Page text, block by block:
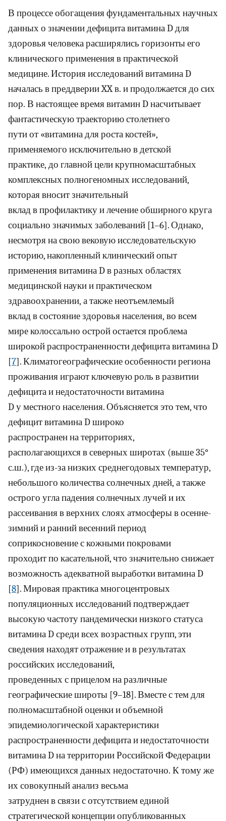
В процессе обогащения фундаментальных научных
данных о значении дефицита витамина D для
здоровья человека расширялись горизонты его
клинического применения в практической
медицине. История исследований витамина D
началась в преддверии XX в. и продолжается до сих
пор. В настоящее время витамин D насчитывает
фантастическую траекторию столетнего
пути от «витамина для роста костей»,
применяемого исключительно в детской
практике, до главной цели крупномасштабных
комплексных полногеномных исследований,
которая вносит значительный
вклад в профилактику и лечение обширного круга
социально значимых заболеваний [1–6]. Однако,
несмотря на свою вековую исследовательскую
историю, накопленный клинический опыт
применения витамина D в разных областях
медицинской науки и практическом
здравоохранении, а также неотъемлемый
вклад в состояние здоровья населения, во всем
мире колоссально острой остается проблема
широкой распространенности дефицита витамина D
[7]. Климатогеографические особенности региона
проживания играют ключевую роль в развитии
дефицита и недостаточности витамина
D у местного населения. Объясняется это тем, что
дефицит витамина D широко
распространен на территориях,
располагающихся в северных широтах (выше 35°
с.ш.), где из-за низких среднегодовых температур,
небольшого количества солнечных дней, а также
острого угла падения солнечных лучей и их
рассеивания в верхних слоях атмосферы в осенне-
зимний и ранний весенний период
соприкосновение с кожными покровами
проходит по касательной, что значительно снижает
возможность адекватной выработки витамина D
[8]. Мировая практика многоцентровых
популяционных исследований подтверждает
высокую частоту пандемически низкого статуса
витамина D среди всех возрастных групп, эти
сведения находят отражение и в результатах
российских исследований,
проведенных с прицелом на различные
географические широты [9–18]. Вместе с тем для
полномасштабной оценки и объемной
эпидемиологической характеристики
распространенности дефицита и недостаточности
витамина D на территории Российской Федерации
(РФ) имеющихся данных недостаточно. К тому же
их совокупный анализ весьма
затруднен в связи с отсутствием единой
стратегической концепции опубликованных